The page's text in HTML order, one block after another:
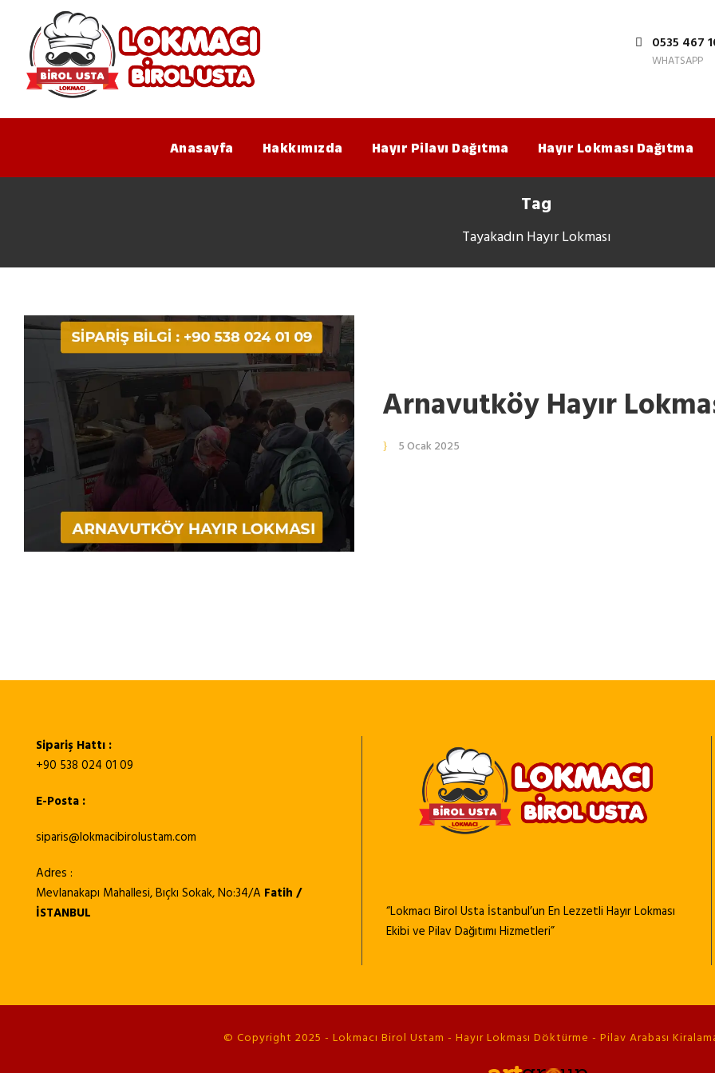
0535 467
WHATSAPP
Anasayfa Hakkımızda Hayır Pilavı Dağıtma Hayır Lokması Dağıtma
Tag
Tayakadın Hayır Lokması
Arnavutköy Hayır
5 Ocak 2025
Sipariş Hattı :
+90 538 024 01 09
E-Posta :
siparis@lokmacibirolustam.com
Adres :
Mevlanakapı Mahallesi, Bıçkı Sokak, No:34/A Fatih /
İSTANBUL
“Lokmacı Birol Usta İstanbul’un En Lezzetli Hayır Lokması
Ekibi ve Pilav Dağıtımı Hizmetleri”
© Copyright 2025 - Lokmacı Birol Ustam - Hayır Lokması Döktürme - Pilav Arabası